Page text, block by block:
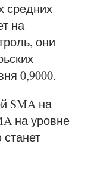
средних
на
они
0,9000.
SMA на
на уровне